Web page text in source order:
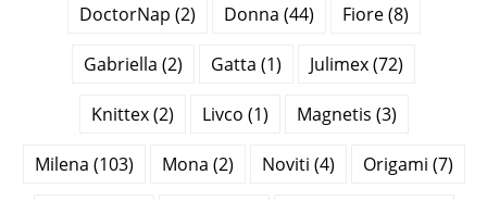
DoctorNap (2) Donna (44) Fiore (8)
Gabriella (2) Gatta (1) Julimex (72)
Knittex (2) Livco (1) Magnetis (3)
Milena (103) Mona (2) Noviti (4) Origami (7)